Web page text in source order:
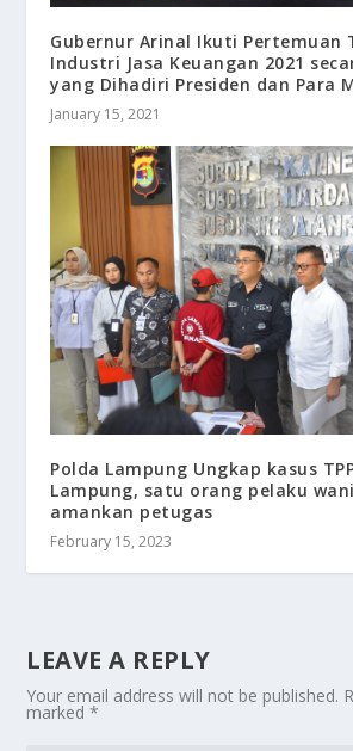
Gubernur Arinal Ikuti Pertemuan
Industri Jasa Keuangan 2021
yang Dihadiri Presiden dan Para
January 15, 2021
Polda Lampung Ungkap kasus
Lampung, satu orang pelaku
amankan petugas
February 15, 2023
LEAVE A REPLY
Your email address will not be published.
marked*